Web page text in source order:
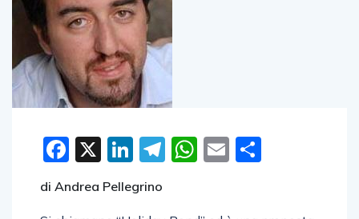
Facebook
X LinkedIn
Telegram
WhatsApp
Email
di Andrea Pellegrino